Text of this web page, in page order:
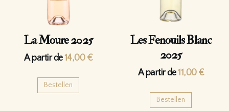
La Moure 2025
A partir de14,00 €
Bestellen
Les Fenouils Blanc
2025
A partir de11,00 €
Bestellen